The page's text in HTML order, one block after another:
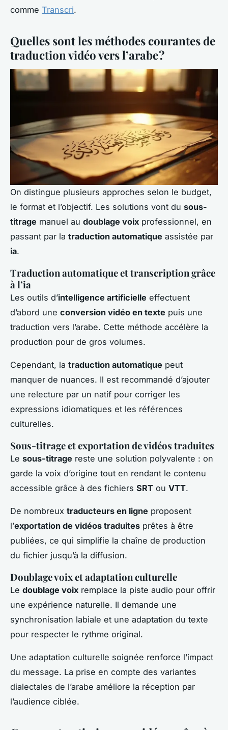
comme Transcri.
Quelles sont les méthodes courantes de
traduction vidéo vers l’arabe ?
On distingue plusieurs approches selon le budget,
le format et l’objectif. Les solutions vont du sous-
titrage manuel au doublage voix professionnel, en
passant par la traduction automatique assistée par
ia.
Traduction automatique et transcription grâce
à l’ia
Les outils d’intelligence artificielle effectuent
d’abord une conversion vidéo en texte puis une
traduction vers l’arabe. Cette méthode accélère la
production pour de gros volumes.
Cependant, la traduction automatique peut
manquer de nuances. Il est recommandé d’ajouter
une relecture par un natif pour corriger les
expressions idiomatiques et les références
culturelles.
Sous-titrage et exportation de vidéos traduites
Le sous-titrage reste une solution polyvalente : on
garde la voix d’origine tout en rendant le contenu
accessible grâce à des fichiers SRT ou VTT.
De nombreux traducteurs en ligne proposent
l’exportation de vidéos traduites prêtes à être
publiées, ce qui simplifie la chaîne de production
du fichier jusqu’à la diffusion.
Doublage voix et adaptation culturelle
Le doublage voix remplace la piste audio pour offrir
une expérience naturelle. Il demande une
synchronisation labiale et une adaptation du texte
pour respecter le rythme original.
Une adaptation culturelle soignée renforce l’impact
du message. La prise en compte des variantes
dialectales de l’arabe améliore la réception par
l’audience ciblée.